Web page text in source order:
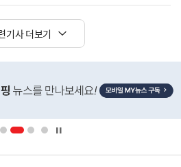
기사 더보기